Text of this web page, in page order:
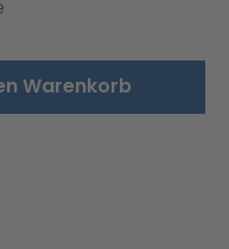
Warenkorb